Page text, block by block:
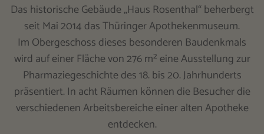
Das historische Gebäude „Haus Rosenthal“ beherbergt
seit Mai 2014 das Thüringer Apothekenmuseum.
Im Obergeschoss dieses besonderen Baudenkmals
wird auf einer Fläche von 276 m² eine Ausstellung zur
Pharmaziegeschichte des 18. bis 20. Jahrhunderts
präsentiert. In acht Räumen können die Besucher die
verschiedenen Arbeitsbereiche einer alten Apotheke
entdecken.